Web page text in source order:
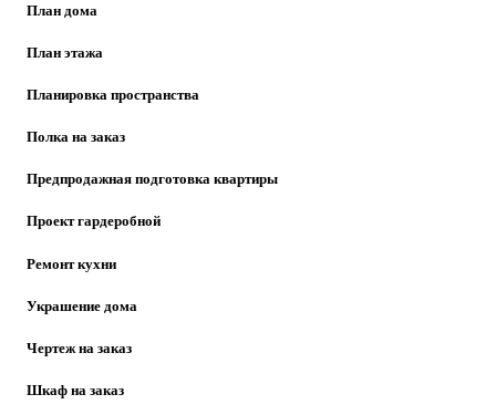
План дома
План этажа
Планировка пространства
Полка на заказ
Предпродажная подготовка квартиры
Проект гардеробной
Ремонт кухни
Украшение дома
Чертеж на заказ
Шкаф на заказ